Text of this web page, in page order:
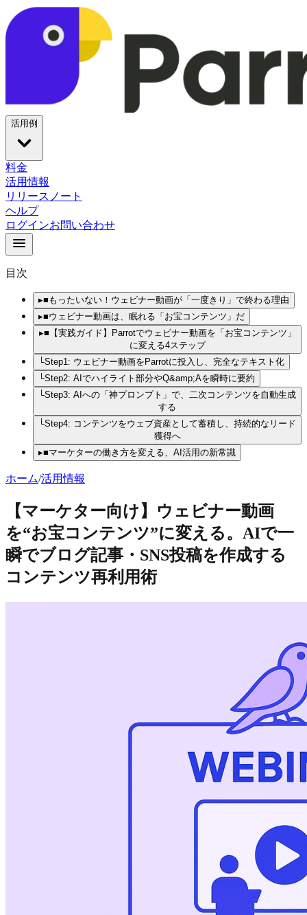
活用例
料金
活用情報
リリースノート
ヘルプ
ログインお問い合わせ
目次
▸■もったいない！ウェビナー動画が「一度きり」で終わる理由
▸■ウェビナー動画は、眠れる「お宝コンテンツ」だ
▸■【実践ガイド】Parrotでウェビナー動画を「お宝コンテンツ」
に変える4ステップ
└Step1: ウェビナー動画をParrotに投入し、完全なテキスト化
└Step2: AIでハイライト部分やQ&amp;Aを瞬時に要約
└Step3: AIへの「神プロンプト」で、二次コンテンツを自動生成
する
└Step4: コンテンツをウェブ資産として蓄積し、持続的なリード
獲得へ
▸■マーケターの働き方を変える、AI活用の新常識
ホーム/活用情報
【マーケター向け】ウェビナー動画
を“お宝コンテンツ”に変える。AIで一
瞬でブログ記事・SNS投稿を作成する
コンテンツ再利用術